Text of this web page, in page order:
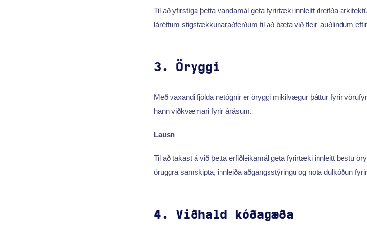
Til að yfirstíga þetta vandamál geta fyrirtæki innleitt dreifða
láréttum stigstækkunaraðferðum til að bæta við fleiri auðlindum
3. Öryggi
Með vaxandi fjölda netógnir er öryggi mikilvægur þáttur fyrir
hann viðkvæmari fyrir árásum.
Lausn
Til að takast á við þetta erfiðleikamál geta fyrirtæki innleitt bestu
öruggra samskipta, innleiða aðgangsstýringu og nota dulkóðun
4. Viðhald kóðagæða